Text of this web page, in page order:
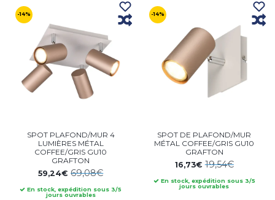
-14%
SPOT PLAFOND/MUR 4
LUMIÈRES MÉTAL
COFFEE/GRIS GU10
GRAFTON
59,24€69,08€
En stock, expédition sous 3/5
jours ouvrables
-14%
SPOT DE PLAFOND/MUR
MÉTAL COFFEE/GRIS GU10
GRAFTON
16,73€19,54€
En stock, expédition sous 3/5
jours ouvrables